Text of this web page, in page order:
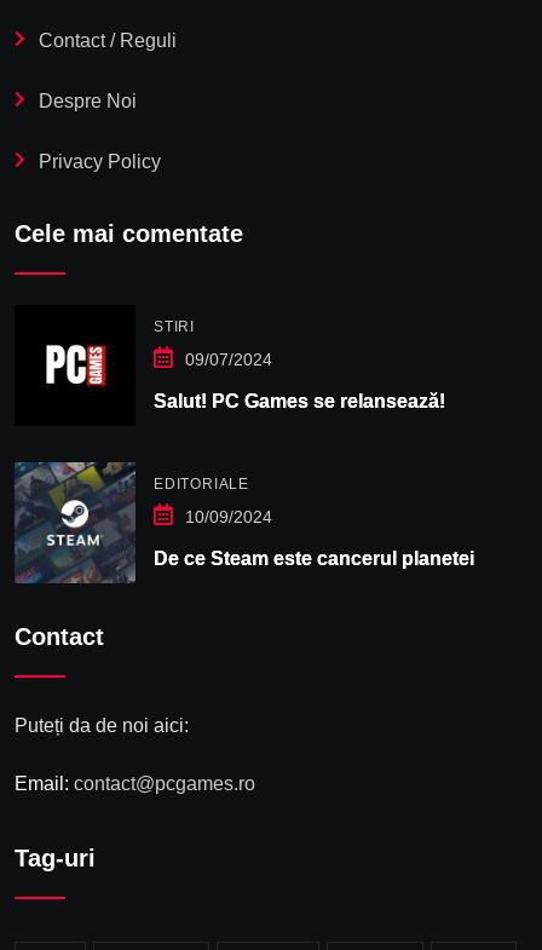
Contact / Reguli
Despre Noi
Privacy Policy
Cele mai comentate
STIRI
09/07/2024
Salut! PC Games se relansează!
EDITORIALE
10/09/2024
De ce Steam este cancerul planetei
Contact
Puteți da de noi aici:
Email: contact@pcgames.ro
Tag-uri